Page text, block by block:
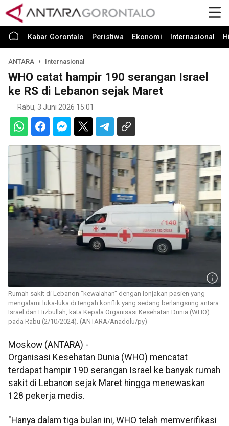
Kabar Gorontalo Peristiwa Ekonomi Internasional
ANTARA Internasional
WHO catat hampir 190 serangan Israel
ke RS di Lebanon sejak Maret
Rabu, 3 Juni 2026 15:01
Rumah sakit di Lebanon "kewalahan" dengan lonjakan pasien yang
mengalami luka-luka di tengah konflik yang sedang berlangsung antara
Israel dan Hizbullah, kata Kepala Organisasi Kesehatan Dunia (WHO)
pada Rabu (2/10/2024). (ANTARA/Anadolu/py)
Moskow (ANTARA) -
Organisasi Kesehatan Dunia (WHO) mencatat
terdapat hampir 190 serangan Israel ke banyak rumah
sakit di Lebanon sejak Maret hingga menewaskan
128 pekerja medis.
"Hanya dalam tiga bulan ini, WHO telah memverifikasi